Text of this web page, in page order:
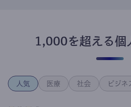
1,000を超える個
人気 医療 社会 ビジネ